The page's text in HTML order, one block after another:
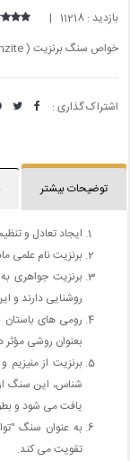
بازدید : 11218 |
خواص سنگ برنزیت ( Bronzite )
اشتراک گذاری :
توضیحات بیشتر
ایجاد تعادل و
برنزیت نام علمی
برنزیت جواهری
روشنایی دارند و
رومی های باستان
بعنوان روشی
برنزیت از
شناس، این سنگ از
یافت می شود و
به عنوان سنگ
تقویت می کند.